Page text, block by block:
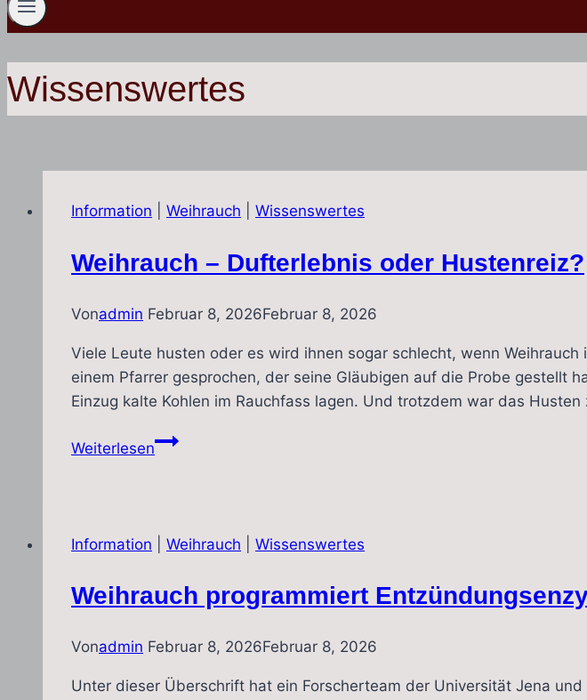
Wissenswertes
Information Weihrauch Wissenswertes
Weihrauch – Dufterlebnis oder Hustenreiz?
Vonadmin Februar 8, 2026Februar 8, 2026
Viele Leute husten oder es wird ihnen sogar schlecht, wenn
einem Pfarrer gesprochen, der seine Gläubigen auf die Probe gestellt
Einzug kalte Kohlen im Rauchfass lagen. Und trotzdem war das Husten
WeiterlesenWeihrauch
Hustenreiz?
Information Weihrauch Wissenswertes
Weihrauch programmiert
Vonadmin Februar 8, 2026Februar 8, 2026
Unter dieser Überschrift hat ein Forscherteam der Universität Jena